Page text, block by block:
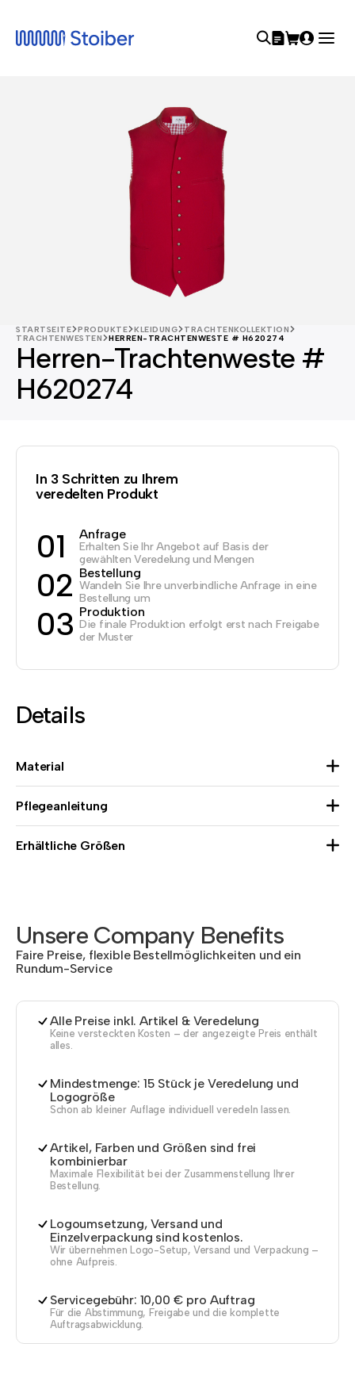
STARTSEITE PRODUKTE KLEIDUNG
TRACHTENKOLLEKTION
TRACHTENWESTEN
HERREN-TRACHTENWESTE # H620274
Herren-Trachtenweste #
H620274
In 3 Schritten zu Ihrem
veredelten Produkt
01 Anfrage
Erhalten Sie Ihr Angebot auf Basis der
gewählten Veredelung und Mengen
02 Bestellung
Wandeln Sie Ihre unverbindliche Anfrage in eine
Bestellung um
03 Produktion
Die finale Produktion erfolgt erst nach Freigabe
der Muster
Details
Material
Pflegeanleitung
Erhältliche Größen
Unsere Company Benefits
Faire Preise, flexible Bestellmöglichkeiten und ein
Rundum-Service
Alle Preise inkl. Artikel & Veredelung
Keine versteckten Kosten – der angezeigte Preis enthält
alles.
Mindestmenge: 15 Stück je Veredelung und
Logogröße
Schon ab kleiner Auflage individuell veredeln lassen.
Artikel, Farben und Größen sind frei
kombinierbar
Maximale Flexibilität bei der Zusammenstellung Ihrer
Bestellung.
Logoumsetzung, Versand und
Einzelverpackung sind kostenlos.
Wir übernehmen Logo-Setup, Versand und Verpackung –
ohne Aufpreis.
Servicegebühr: 10,00 € pro Auftrag
Für die Abstimmung, Freigabe und die komplette
Auftragsabwicklung.